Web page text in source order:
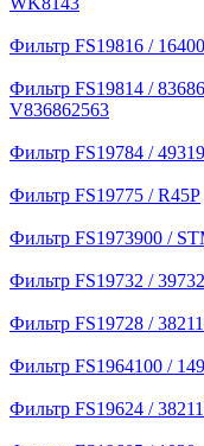
Фильтр FS19816 /
Фильтр FS19814 /
V836862563
Фильтр FS19784 /
Фильтр FS19775 / R45P
Фильтр FS1973900 /
Фильтр FS19732 /
Фильтр FS19728 /
Фильтр FS1964100 /
Фильтр FS19624 /